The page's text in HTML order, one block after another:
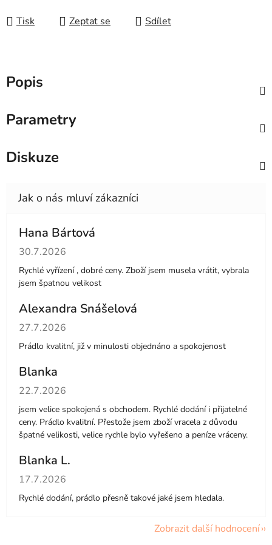
Tisk Zeptat se Sdílet
Popis
Parametry
Diskuze
Hana Bártová
Hodnocení obchodu je 4 z 5 hvězdiček.
30.7.2026
Rychlé vyřízení , dobré ceny. Zboží jsem musela vrátit, vybrala
jsem špatnou velikost
Alexandra Snášelová
Hodnocení obchodu je 5 z 5 hvězdiček.
27.7.2026
Prádlo kvalitní, již v minulosti objednáno a spokojenost
Blanka
Hodnocení obchodu je 5 z 5 hvězdiček.
22.7.2026
jsem velice spokojená s obchodem. Rychlé dodání i přijatelné
ceny. Prádlo kvalitní. Přestože jsem zboží vracela z důvodu
špatné velikosti, velice rychle bylo vyřešeno a peníze vráceny.
Blanka L.
Hodnocení obchodu je 5 z 5 hvězdiček.
17.7.2026
Rychlé dodání, prádlo přesně takové jaké jsem hledala.
Zobrazit další hodnocení